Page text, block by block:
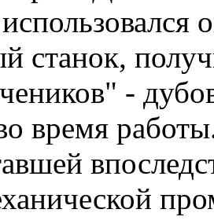
станок,
-
время